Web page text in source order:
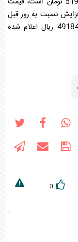
نسبت به روز قبل
50561 ریال و قیمت حواله دینار عراق نیز 49184 ریال اعلام شده
0